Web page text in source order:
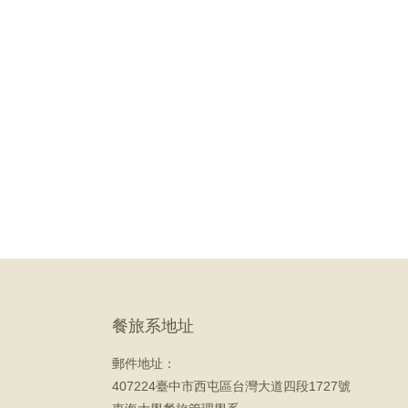
餐旅系地址
郵件地址：
407224臺中市西屯區台灣大道四段1727號